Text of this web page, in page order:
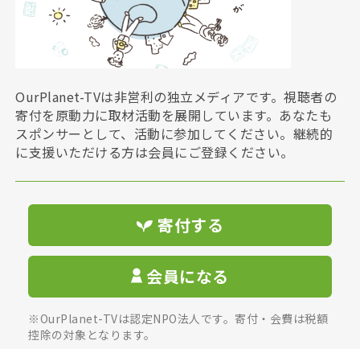
OurPlanet-TVは非営利の独立メディアです。視聴者の
寄付を原動力に取材活動を展開しています。あなたも
スポンサーとして、活動に参加してください。継続的
に支援いただける方は会員にご登録ください。
寄付する
会員になる
※OurPlanet-TVは認定NPO法人です。寄付・会費は税額
控除の対象となります。